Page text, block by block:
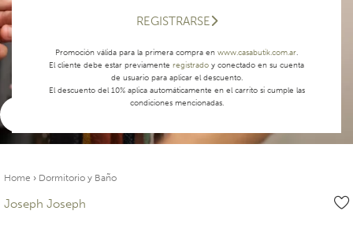
REGISTRARSE
Promoción válida para la primera compra en www.casabutik.com.ar.
El cliente debe estar previamente registrado y conectado en su cuenta
de usuario para aplicar el descuento.
El descuento del 10% aplica automáticamente en el carrito si cumple las
condiciones mencionadas.
Home › Dormitorio y Baño
Joseph Joseph